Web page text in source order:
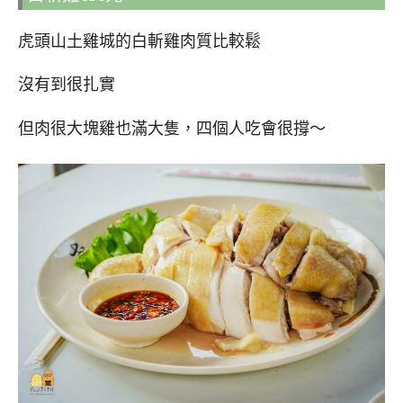
虎頭山土雞城的白斬雞肉質比較鬆
沒有到很扎實
但肉很大塊雞也滿大隻，四個人吃會很撐～